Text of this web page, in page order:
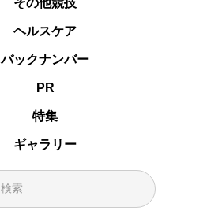
その他競技
ヘルスケア
バックナンバー
PR
特集
ギャラリー